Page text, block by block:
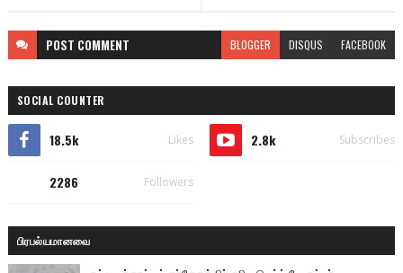
POST COMMENT BLOGGER DISQUS FACEBOOK
SOCIAL COUNTER
18.5k Likes 2.8k Subscribes
2286 Followers
பிரபல்யமானவை